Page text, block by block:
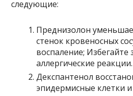
следующие:
Преднизолон
стенок кровеносных
воспаление;
аллергические реакции.
Декспантенол
эпидермисные клетки